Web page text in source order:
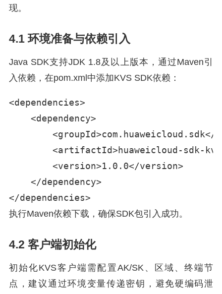
现。
4.1 环境准备与依赖引入
Java SDK支持JDK 1.8及以上版本，通过Maven引
入依赖，在pom.xml中添加KVS SDK依赖：
<dependencies>
    <dependency>
<groupId>com.huaweicloud.sdk</
<artifactId>huaweicloud-sdk-
        <version>1.0.0</version>
    </dependency>
</dependencies>
执行Maven依赖下载，确保SDK包引入成功。
4.2 客户端初始化
初始化KVS客户端需配置AK/SK、区域、终端节
点，建议通过环境变量传递密钥，避免硬编码泄